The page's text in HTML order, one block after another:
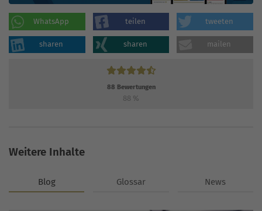
WhatsApp teilen tweeten
sharen sharen mailen
88 Bewertungen
88 %
Weitere Inhalte
Blog Glossar News